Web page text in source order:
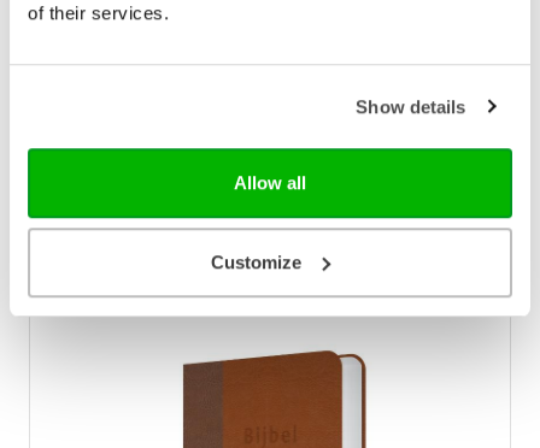
of their services.
Show details
Allow all
Customize
verschijnt de bruin kunstleren HSV in het formaat 12